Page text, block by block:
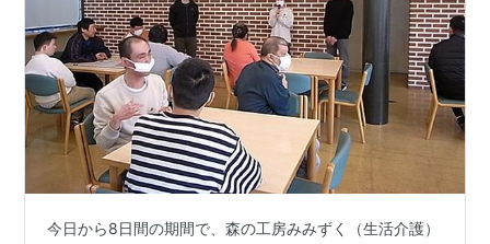
今日から8日間の期間で、森の工房みみずく（生活介護）